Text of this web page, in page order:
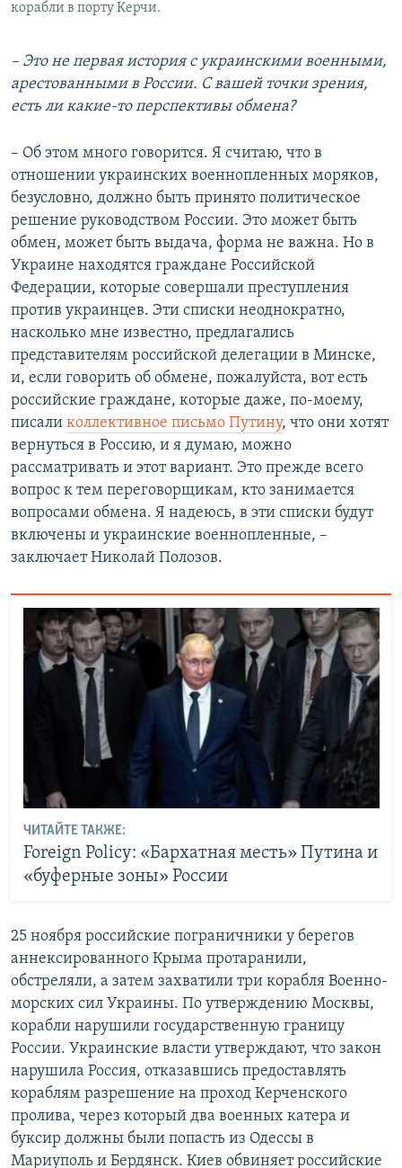
корабли в порту Керчи.
– Это не первая история с украинскими военными,
арестованными в России. С вашей точки зрения,
есть ли какие-то перспективы обмена?
– Об этом много говорится. Я считаю, что в
отношении украинских военнопленных моряков,
безусловно, должно быть принято политическое
решение руководством России. Это может быть
обмен, может быть выдача, форма не важна. Но в
Украине находятся граждане Российской
Федерации, которые совершали преступления
против украинцев. Эти списки неоднократно,
насколько мне известно, предлагались
представителям российской делегации в Минске,
и, если говорить об обмене, пожалуйста, вот есть
российские граждане, которые даже, по-моему,
писали коллективное письмо Путину, что они хотят
вернуться в Россию, и я думаю, можно
рассматривать и этот вариант. Это прежде всего
вопрос к тем переговорщикам, кто занимается
вопросами обмена. Я надеюсь, в эти списки будут
включены и украинские военнопленные, –
заключает Николай Полозов.
ЧИТАЙТЕ ТАКЖЕ:
Foreign Policy: «Бархатная месть» Путина и
«буферные зоны» России
25 ноября российские пограничники у берегов
аннексированного Крыма протаранили,
обстреляли, а затем захватили три корабля Военно-
морских сил Украины. По утверждению Москвы,
корабли нарушили государственную границу
России. Украинские власти утверждают, что закон
нарушила Россия, отказавшись предоставлять
кораблям разрешение на проход Керченского
пролива, через который два военных катера и
буксир должны были попасть из Одессы в
Мариуполь и Бердянск. Киев обвиняет российские